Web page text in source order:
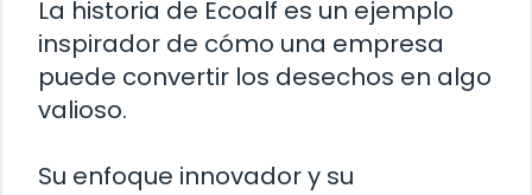
La historia de Ecoalf es un ejemplo
inspirador de cómo una empresa
puede convertir los desechos en algo
valioso.
Su enfoque innovador y su